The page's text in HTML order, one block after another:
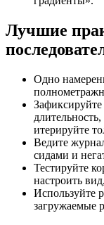
Лучшие
Одно
итерируйте
Ведите
сидами и
Тестируйте
настроить
Используйте
загружаемые